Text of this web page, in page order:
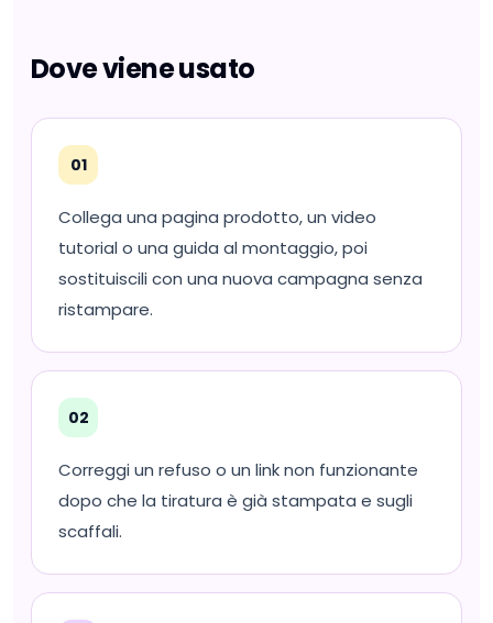
Dove viene usato
01
Collega una pagina prodotto, un video
tutorial o una guida al montaggio, poi
sostituiscili con una nuova campagna senza
ristampare.
02
Correggi un refuso o un link non funzionante
dopo che la tiratura è già stampata e sugli
scaffali.